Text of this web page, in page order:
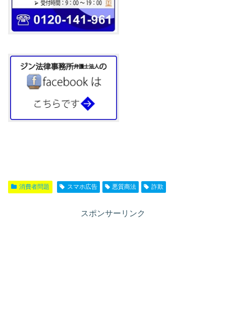
消費者問題 スマホ広告 悪質商法 詐欺
スポンサーリンク